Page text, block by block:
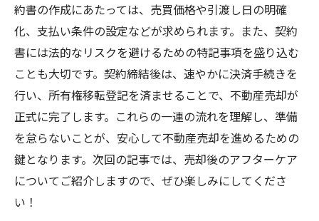
約書の作成にあたっては、売買価格や引渡し日の明確
化、支払い条件の設定などが求められます。また、契約
書には法的なリスクを避けるための特記事項を盛り込む
ことも大切です。契約締結後は、速やかに決済手続きを
行い、所有権移転登記を済ませることで、不動産売却が
正式に完了します。これらの一連の流れを理解し、準備
を怠らないことが、安心して不動産売却を進めるための
鍵となります。次回の記事では、売却後のアフターケア
についてご紹介しますので、ぜひ楽しみにしてくださ
い！